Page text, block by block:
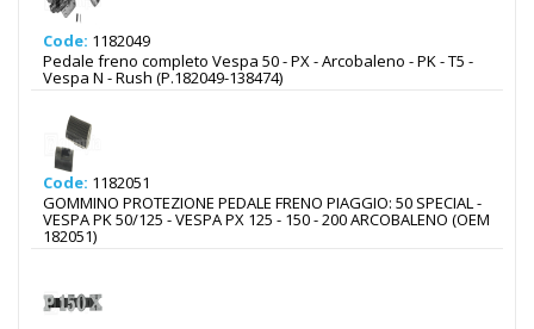
Code: 1182049
Pedale freno completo Vespa 50 - PX - Arcobaleno - PK - T5 -
Vespa N - Rush (P.182049-138474)
Code: 1182051
GOMMINO PROTEZIONE PEDALE FRENO PIAGGIO: 50 SPECIAL -
VESPA PK 50/125 - VESPA PX 125 - 150 - 200 ARCOBALENO (OEM
182051)